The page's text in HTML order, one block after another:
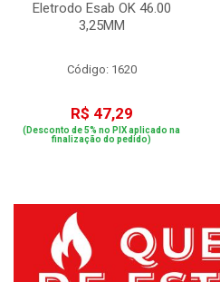
Eletrodo Esab OK 46.00
3,25MM
Código: 1620
R$ 47,29
(Desconto de 5% no PIX aplicado na
finalização do pedido)